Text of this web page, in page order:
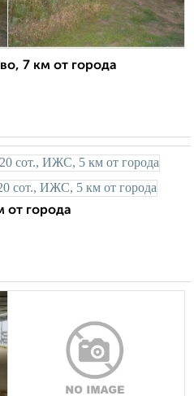
7 км от города
от города